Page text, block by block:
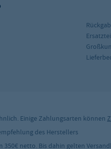
Einige Zahlungsarten können
des Herstellers
350€ netto. Bis dahin gelten